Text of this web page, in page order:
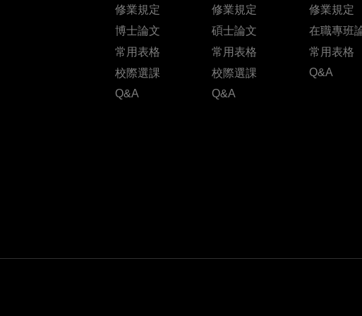
修業規定
博士論文
常用表格
校際選課
Q&A
修業規定
碩士論文
常用表格
校際選課
Q&A
修業規定
在職專班
常用表格
Q&A